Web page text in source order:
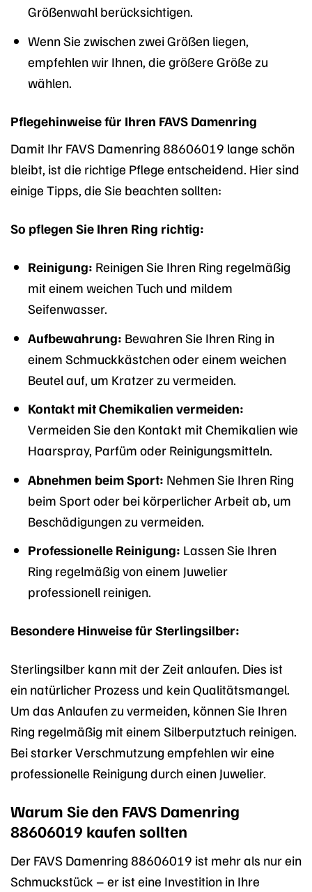
Größenwahl berücksichtigen.
Wenn Sie zwischen zwei Größen liegen,
empfehlen wir Ihnen, die größere Größe zu
wählen.
Pflegehinweise für Ihren FAVS Damenring
Damit Ihr FAVS Damenring 88606019 lange schön
bleibt, ist die richtige Pflege entscheidend. Hier sind
einige Tipps, die Sie beachten sollten:
So pflegen Sie Ihren Ring richtig:
Reinigung: Reinigen Sie Ihren Ring regelmäßig
mit einem weichen Tuch und mildem
Seifenwasser.
Aufbewahrung: Bewahren Sie Ihren Ring in
einem Schmuckkästchen oder einem weichen
Beutel auf, um Kratzer zu vermeiden.
Kontakt mit Chemikalien vermeiden:
Vermeiden Sie den Kontakt mit Chemikalien wie
Haarspray, Parfüm oder Reinigungsmitteln.
Abnehmen beim Sport: Nehmen Sie Ihren Ring
beim Sport oder bei körperlicher Arbeit ab, um
Beschädigungen zu vermeiden.
Professionelle Reinigung: Lassen Sie Ihren
Ring regelmäßig von einem Juwelier
professionell reinigen.
Besondere Hinweise für Sterlingsilber:
Sterlingsilber kann mit der Zeit anlaufen. Dies ist
ein natürlicher Prozess und kein Qualitätsmangel.
Um das Anlaufen zu vermeiden, können Sie Ihren
Ring regelmäßig mit einem Silberputztuch reinigen.
Bei starker Verschmutzung empfehlen wir eine
professionelle Reinigung durch einen Juwelier.
Warum Sie den FAVS Damenring
88606019 kaufen sollten
Der FAVS Damenring 88606019 ist mehr als nur ein
Schmuckstück – er ist eine Investition in Ihre